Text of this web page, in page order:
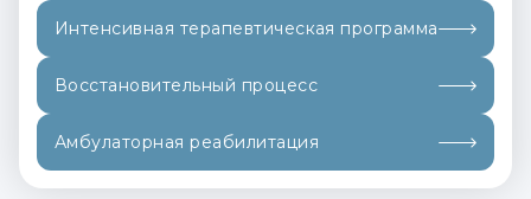
Интенсивная терапевтическая программа
Восстановительный процесс
Амбулаторная реабилитация